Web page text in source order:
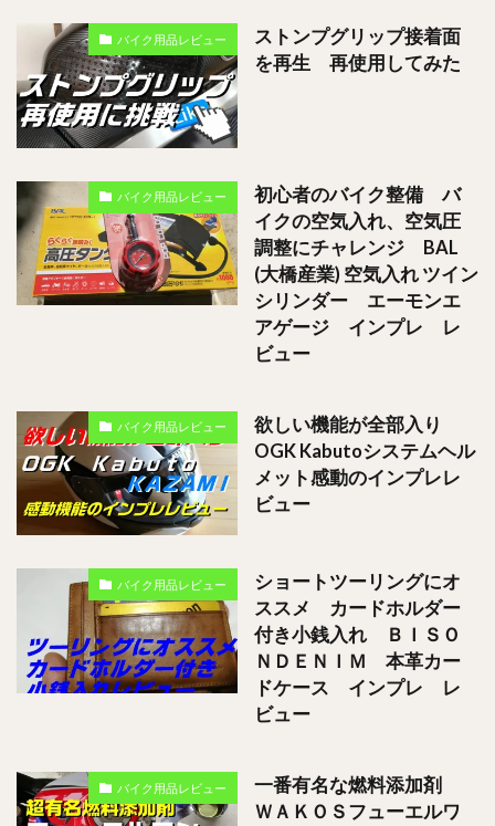
バイク用品レビュー
ストンプグリップ接着面
を再生 再使用してみた
バイク用品レビュー
初心者のバイク整備 バ
イクの空気入れ、空気圧
調整にチャレンジ BAL
(大橋産業) 空気入れ ツイン
シリンダー エーモンエ
アゲージ インプレ レ
ビュー
バイク用品レビュー
欲しい機能が全部入り
OGK Kabutoシステムヘル
メット感動のインプレレ
ビュー
バイク用品レビュー
ショートツーリングにオ
ススメ カードホルダー
付き小銭入れ ＢＩＳＯ
ＮＤＥＮＩＭ 本革カー
ドケース インプレ レ
ビュー
バイク用品レビュー
一番有名な燃料添加剤
ＷＡＫＯＳフューエルワ